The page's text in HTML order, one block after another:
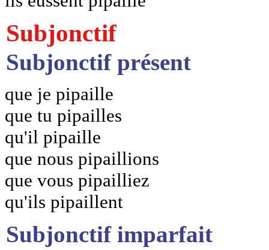
Subjonctif
Subjonctif présent
que je pipaille
que tu pipailles
qu'il pipaille
que nous pipaillions
que vous pipailliez
qu'ils pipaillent
Subjonctif imparfait